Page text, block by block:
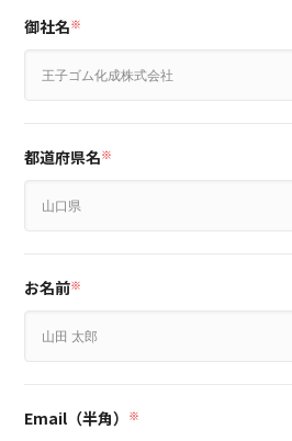
御社名※
都道府県名※
お名前※
Email（半角） ※